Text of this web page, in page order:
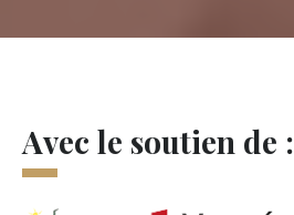
Avec le soutien de :